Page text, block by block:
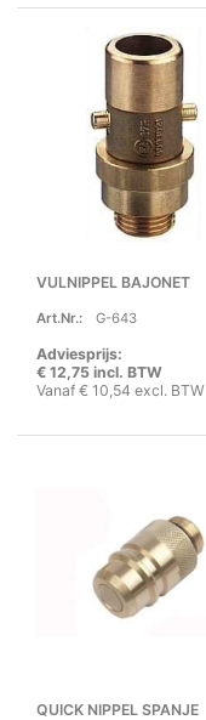
VULNIPPEL BAJONET
Art.Nr.: G-643
Adviesprijs:
€ 12,75 incl. BTW
Vanaf € 10,54 excl. BTW
QUICK NIPPEL SPANJE